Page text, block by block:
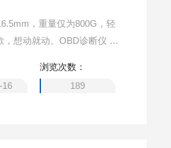
，重量仅为800G，轻
想动就动。OBD诊断仪 车
16
浏览次数：
189